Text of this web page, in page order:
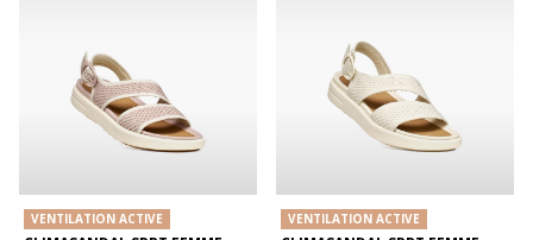
VENTILATION ACTIVE VENTILATION ACTIVE